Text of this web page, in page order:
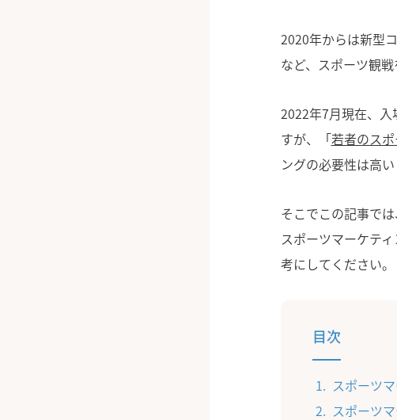
2020年からは新型
など、スポーツ観
2022年7月現在、
すが、「若者のス
ングの必要性は高い
そこでこの記事で
スポーツマーケテ
考にしてください。
目次
スポーツ
スポーツ